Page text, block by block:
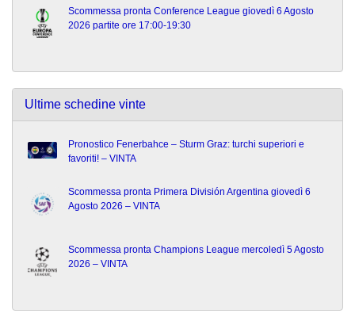
Scommessa pronta Conference League giovedì 6 Agosto
2026 partite ore 17:00-19:30
Ultime schedine vinte
Pronostico Fenerbahce – Sturm Graz: turchi superiori e
favoriti! – VINTA
Scommessa pronta Primera División Argentina giovedì 6
Agosto 2026 – VINTA
Scommessa pronta Champions League mercoledì 5 Agosto
2026 – VINTA